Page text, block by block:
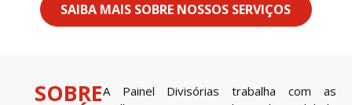
SAIBA MAIS SOBRE NOSSOS SERVIÇOS
SOBREA Painel Divisórias trabalha com as